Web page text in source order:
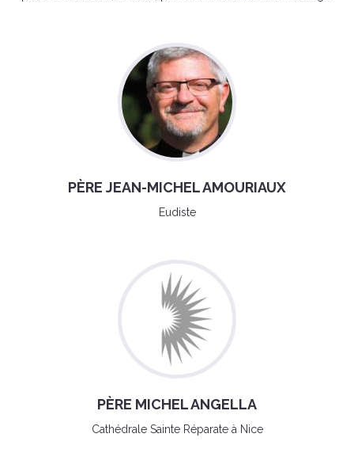
PÈRE JEAN-MICHEL AMOURIAUX
Eudiste
PÈRE MICHEL ANGELLA
Cathédrale Sainte Réparate à Nice